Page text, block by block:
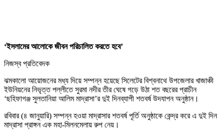
‘ইসলামের আলোকে জীবন পরিচালিত করতে হবে’
নিজস্ব প্রতিবেদক
ঝমকালো আয়োজনের মধ্য দিয়ে সম্পন্ন হয়েছে সিলেটের বিশ্বনাথে উপজেলার খাজাঞ্চী
ইউনিয়নের নিভৃত্ত পল্লীতে সুরমা নদীর তীর ঘেষে গড়ে উঠা শত বছরের প্রাচীন
‘ছহিফাগঞ্জ সুলতানিয়া আলিম মাদ্রাসা’র দুই দিনব্যাপী শতবর্ষ উদযাপন অনুষ্ঠান।
রবিবার (৪ জানুয়ারি) সম্পন্ন হওয়া মাদ্রাসার শতবর্ষ পূর্তি অনুষ্ঠাকে কেন্দ্র করে এ দুই দিন
মাদ্রাসা প্রাঙ্গন এক মহা-মিলনমেলায় রুপ নেয়।